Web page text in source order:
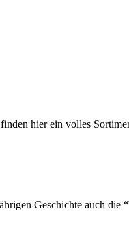
hier ein volles
Geschichte auch die